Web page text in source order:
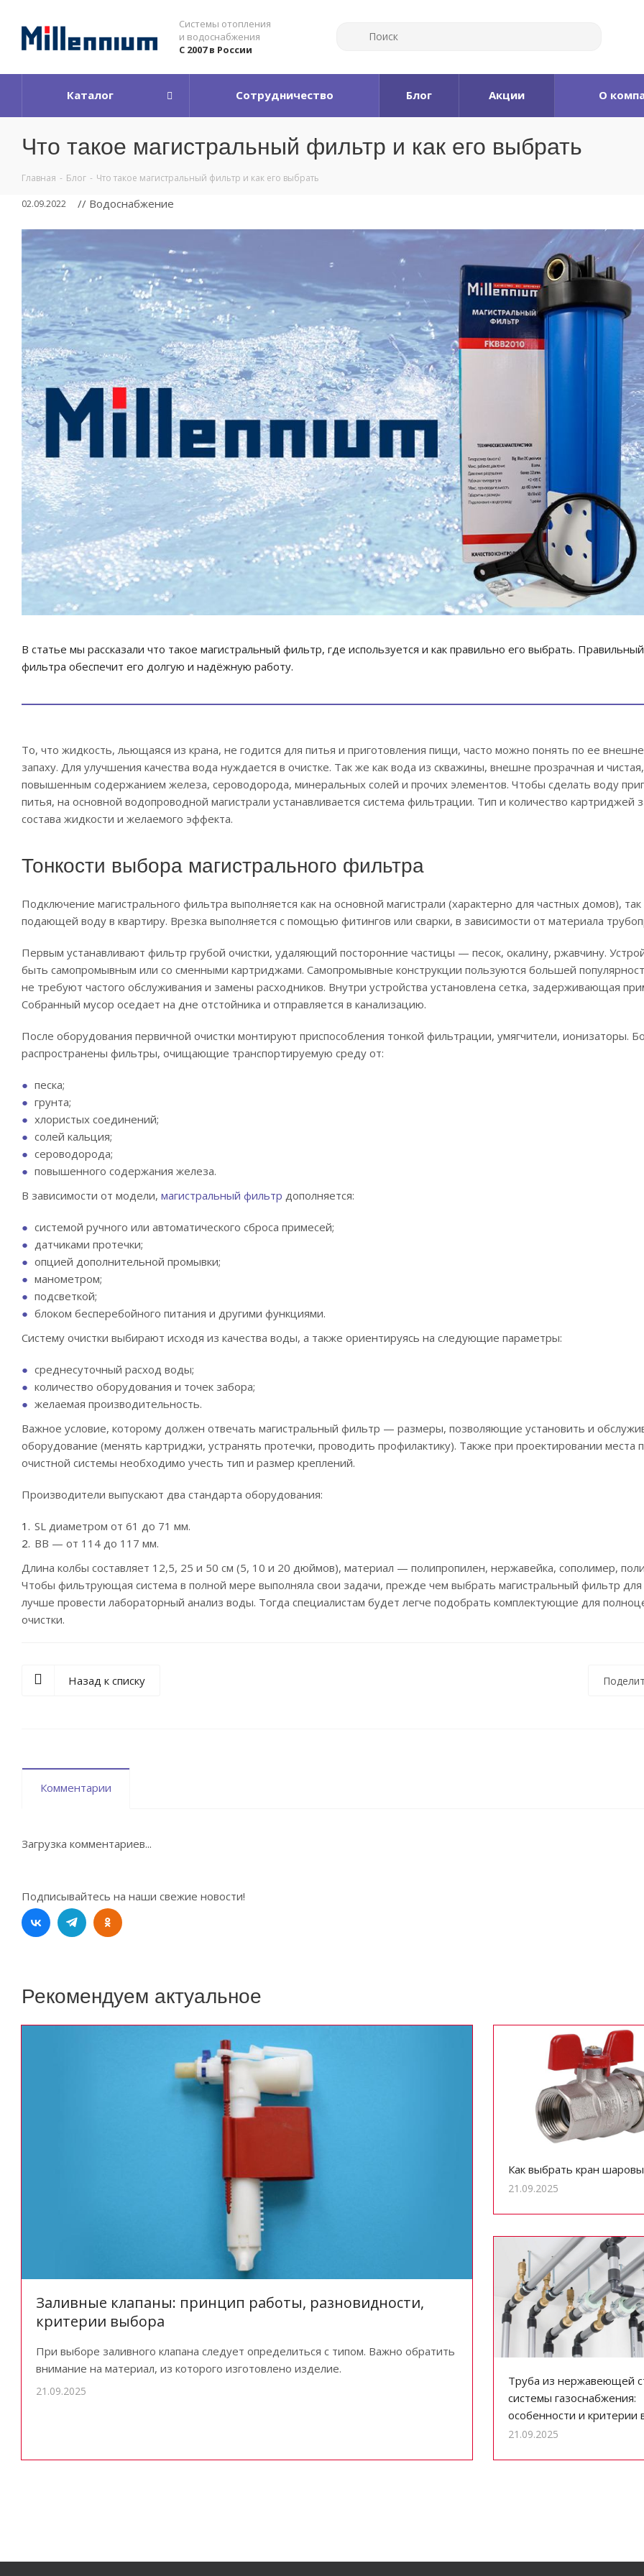
Системы отопления
и водоснабжения
С 2007 в России
Каталог Сотрудничество Блог Акции О
Что такое магистральный фильтр и как его выбрать
Главная - Блог - Что такое магистральный фильтр и как его выбрать
02.09.2022 // Водоснабжение
В статье мы рассказали что такое магистральный фильтр, где используется и как правильно его выбрать.
фильтра обеспечит его долгую и надёжную работу.
То, что жидкость, льющаяся из крана, не годится для питья и приготовления пищи, часто можно понять по ее
запаху. Для улучшения качества вода нуждается в очистке. Так же как вода из скважины, внешне прозрачная и
повышенным содержанием железа, сероводорода, минеральных солей и прочих элементов. Чтобы сделать воду
питья, на основной водопроводной магистрали устанавливается система фильтрации. Тип и количество картриджей
состава жидкости и желаемого эффекта.
Тонкости выбора магистрального фильтра
Подключение магистрального фильтра выполняется как на основной магистрали (характерно для частных домов), так
подающей воду в квартиру. Врезка выполняется с помощью фитингов или сварки, в зависимости от материала
Первым устанавливают фильтр грубой очистки, удаляющий посторонние частицы — песок, окалину, ржавчину.
быть самопромывным или со сменными картриджами. Самопромывные конструкции пользуются большей
не требуют частого обслуживания и замены расходников. Внутри устройства установлена сетка, задерживающая
Собранный мусор оседает на дне отстойника и отправляется в канализацию.
После оборудования первичной очистки монтируют приспособления тонкой фильтрации, умягчители, ионизаторы.
распространены фильтры, очищающие транспортируемую среду от:
песка;
грунта;
хлористых соединений;
солей кальция;
сероводорода;
повышенного содержания железа.
В зависимости от модели, магистральный фильтр дополняется:
системой ручного или автоматического сброса примесей;
датчиками протечки;
опцией дополнительной промывки;
манометром;
подсветкой;
блоком бесперебойного питания и другими функциями.
Систему очистки выбирают исходя из качества воды, а также ориентируясь на следующие параметры:
среднесуточный расход воды;
количество оборудования и точек забора;
желаемая производительность.
Важное условие, которому должен отвечать магистральный фильтр — размеры, позволяющие установить и
оборудование (менять картриджи, устранять протечки, проводить профилактику). Также при проектировании места
очистной системы необходимо учесть тип и размер креплений.
Производители выпускают два стандарта оборудования:
SL диаметром от 61 до 71 мм.
BB — от 114 до 117 мм.
Длина колбы составляет 12,5, 25 и 50 см (5, 10 и 20 дюймов), материал — полипропилен, нержавейка, сополимер,
Чтобы фильтрующая система в полной мере выполняла свои задачи, прежде чем выбрать магистральный фильтр
лучше провести лабораторный анализ воды. Тогда специалистам будет легче подобрать комплектующие для
очистки.
Назад к списку
Комментарии
Загрузка комментариев...
Подписывайтесь на наши свежие новости!
Рекомендуем актуальное
Заливные клапаны: принцип работы, разновидности,
критерии выбора
При выборе заливного клапана следует определиться с типом. Важно обратить
внимание на материал, из которого изготовлено изделие.
21.09.2025
Как выбрать кран
21.09.2025
Труба из нержавеющей
системы газоснабжения:
особенности и критерии
21.09.2025